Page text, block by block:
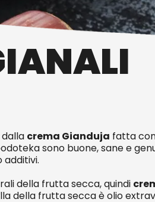
dalla crema Gianduja fatta
sono buone, sane e
della frutta secca, quindi
della frutta secca è olio